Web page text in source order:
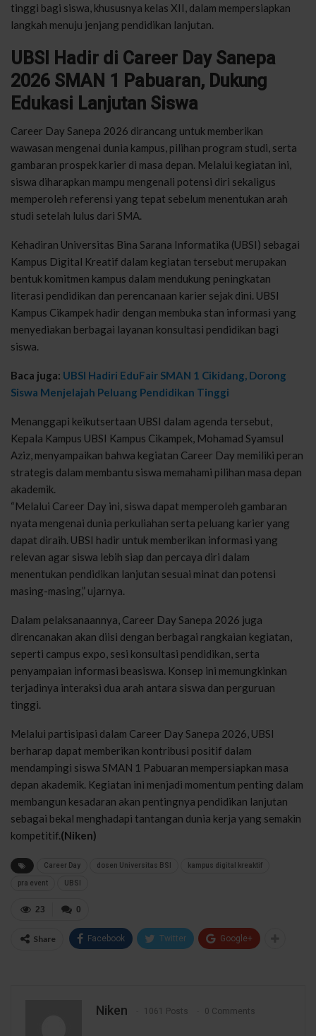
tinggi bagi siswa, khususnya kelas XII, dalam mempersiapkan
langkah menuju jenjang pendidikan lanjutan.
UBSI Hadir di Career Day Sanepa
2026 SMAN 1 Pabuaran, Dukung
Edukasi Lanjutan Siswa
Career Day Sanepa 2026 dirancang untuk memberikan
wawasan mengenai dunia kampus, pilihan program studi, serta
gambaran prospek karier di masa depan. Melalui kegiatan ini,
siswa diharapkan mampu mengenali potensi diri sekaligus
memperoleh referensi yang tepat sebelum menentukan arah
studi setelah lulus dari SMA.
Kehadiran Universitas Bina Sarana Informatika (UBSI) sebagai
Kampus Digital Kreatif dalam kegiatan tersebut merupakan
bentuk komitmen kampus dalam mendukung peningkatan
literasi pendidikan dan perencanaan karier sejak dini. UBSI
Kampus Cikampek hadir dengan membuka stan informasi yang
menyediakan berbagai layanan konsultasi pendidikan bagi
siswa.
Baca juga: UBSI Hadiri EduFair SMAN 1 Cikidang, Dorong
Siswa Menjelajah Peluang Pendidikan Tinggi
Menanggapi keikutsertaan UBSI dalam agenda tersebut,
Kepala Kampus UBSI Kampus Cikampek, Mohamad Syamsul
Aziz, menyampaikan bahwa kegiatan Career Day memiliki peran
strategis dalam membantu siswa memahami pilihan masa depan
akademik.
“Melalui Career Day ini, siswa dapat memperoleh gambaran
nyata mengenai dunia perkuliahan serta peluang karier yang
dapat diraih. UBSI hadir untuk memberikan informasi yang
relevan agar siswa lebih siap dan percaya diri dalam
menentukan pendidikan lanjutan sesuai minat dan potensi
masing-masing,” ujarnya.
Dalam pelaksanaannya, Career Day Sanepa 2026 juga
direncanakan akan diisi dengan berbagai rangkaian kegiatan,
seperti campus expo, sesi konsultasi pendidikan, serta
penyampaian informasi beasiswa. Konsep ini memungkinkan
terjadinya interaksi dua arah antara siswa dan perguruan
tinggi.
Melalui partisipasi dalam Career Day Sanepa 2026, UBSI
berharap dapat memberikan kontribusi positif dalam
mendampingi siswa SMAN 1 Pabuaran mempersiapkan masa
depan akademik. Kegiatan ini menjadi momentum penting dalam
membangun kesadaran akan pentingnya pendidikan lanjutan
sebagai bekal menghadapi tantangan dunia kerja yang semakin
kompetitif.(Niken)
Career Day dosen Universitas BSI kampus digital kreaktif
pra event UBSI
0
23
Share Facebook Twitter Google+
Niken 1061 Posts 0 Comments